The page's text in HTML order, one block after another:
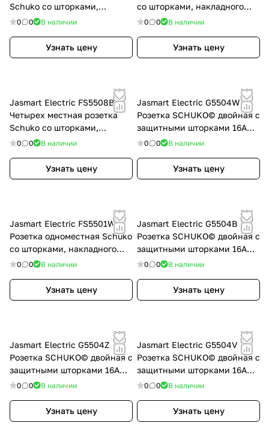
Schuko со шторками,
накладного монтажа, (цвет
FS5508W
0 0 В наличии
Узнать цену
со шторками, накладного
монтажа, (цвет антрацит)
0 0 В наличии
Узнать цену
Jasmart Electric FS5508B
Четырех местная розетка
Schuko со шторками,
накладного монтажа, (цвет
0 0 В наличии
Узнать цену
Jasmart Electric G5504W
Розетка SCHUKO© двойная с
защитными шторками 16A
250V~ 2P+T, цвет белый
0 0 В наличии
Узнать цену
Jasmart Electric FS5501W
Розетка одноместная Schuko
со шторками, накладного
монтажа, (цвет белый) 16A
0 0 В наличии
Узнать цену
Jasmart Electric G5504B
Розетка SCHUKO© двойная с
защитными шторками 16A
250V~ 2P+T, цвет Антрацит,
0 0 В наличии
Узнать цену
Jasmart Electric G5504Z
Розетка SCHUKO© двойная с
защитными шторками 16A
250V~ 2P+T, цвет Мокко,
0 0 В наличии
Узнать цену
Jasmart Electric G5504V
Розетка SCHUKO© двойная с
защитными шторками 16A
250V~ 2P+T, цвет слоновая
0 0 В наличии
Узнать цену